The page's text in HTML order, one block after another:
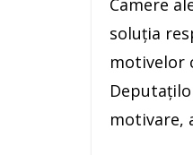
Camere
soluţia
motivelor
motivare,